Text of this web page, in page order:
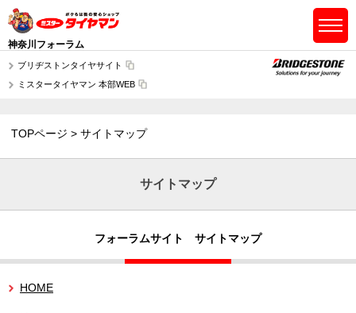
神奈川フォーラム
ブリヂストンタイヤサイト
ミスタータイヤマン 本部WEB
TOPページ サイトマップ
サイトマップ
フォーラムサイト サイトマップ
HOME